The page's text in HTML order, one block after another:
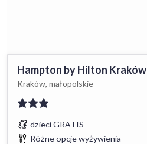
Hampton by Hilton Kraków
Kraków, małopolskie
dzieci GRATIS
Różne opcje wyżywienia